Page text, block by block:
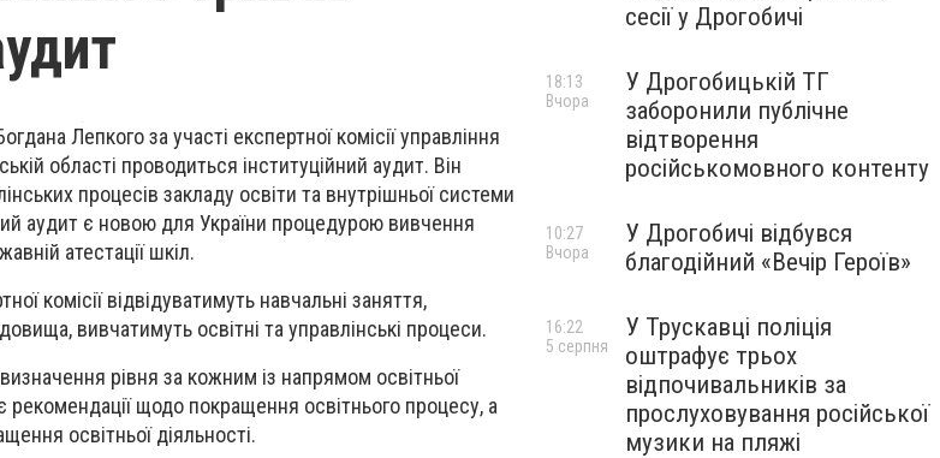
Лепкого за участі експертної комісії управління
області проводиться інституційний аудит. Він
процесів закладу освіти та внутрішньої системи
аудит є новою для України процедурою вивчення
атестації шкіл.
комісії відвідуватимуть навчальні заняття,
вивчатимуть освітні та управлінські процеси.
рівня за кожним із напрямом освітньої
рекомендації щодо покращення освітнього процесу, а
освітньої діяльності.
сесії у Дрогобичі
У Дрогобицькій ТГ
заборонили публічне
відтворення
російськомовного контенту
18:13
Вчора
У Дрогобичі відбувся
благодійний «Вечір Героїв»
10:27
Вчора
У Трускавці поліція
оштрафує трьох
відпочивальників за
прослуховування російської
музики на пляжі
16:22
5 серпня